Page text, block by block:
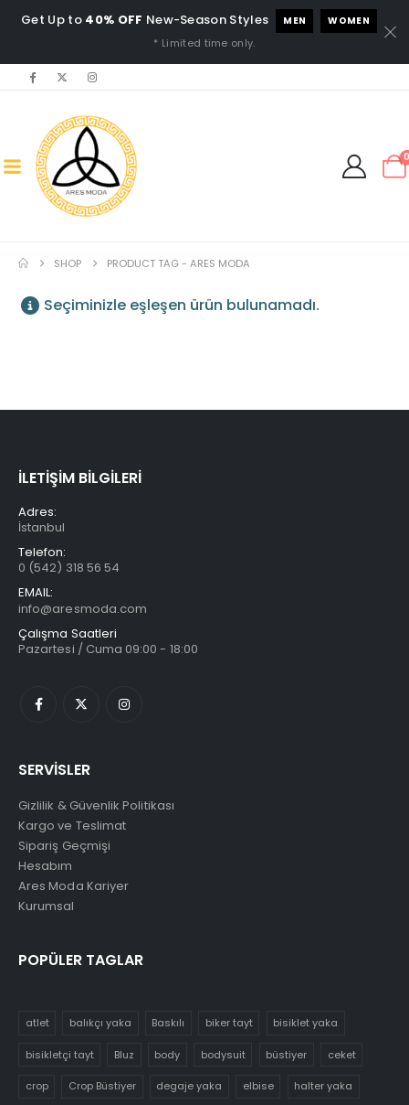
Get Up to 40% OFF New-Season Styles MEN WOMEN
* Limited time only.
SHOP PRODUCT TAG -ARES MODA
Seçiminizle eşleşen ürün bulunamadı.
İLETİŞİM BİLGİLERİ
Adres:
İstanbul
Telefon:
0 (542) 318 56 54
EMAIL:
info@aresmoda.com
Çalışma Saatleri
Pazartesi / Cuma 09:00 - 18:00
SERVİSLER
Gizlilik & Güvenlik Politikası
Kargo ve Teslimat
Sipariş Geçmişi
Hesabım
Ares Moda Kariyer
Kurumsal
POPÜLER TAGLAR
atlet balıkçı yaka Baskılı biker tayt bisiklet yaka
bisikletçi tayt Bluz body bodysuit büstiyer ceket
crop Crop Büstiyer degaje yaka elbise halter yaka